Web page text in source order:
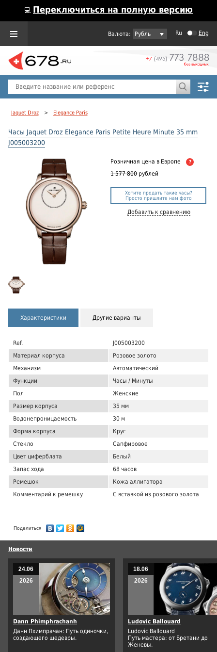
💻 Переключиться на полную версию
Рубль Ru Eng
Jaquet Droz > Elegance Paris
Часы Jaquet Droz Elegance Paris Petite Heure Minute 35 mm
J005003200
Розничная цена в Европе ?
1 577 800 рублей
Хотите продать такие часы?
Просто пришлите нам фото
Добавить к сравнению
Характеристики Другие варианты
Ref.
J005003200
Материал корпуса
Розовое золото
Механизм
Автоматический
Функции
Часы / Минуты
Пол
Женские
Размер корпуса
35 мм
Водонепроницаемость
30 м
Форма корпуса
Круг
Стекло
Сапфировое
Цвет циферблата
Белый
Запас хода
68 часов
Ремешок
Кожа аллигатора
Комментарий к ремешку
С вставкой из розового золота
Поделиться
Новости
24.06
2026
Dann Phimphrachanh
Данн Пхимпрачан: Путь одиночки,
создающего шедевры.
18.06
2026
Ludovic Ballouard
Ludovic Ballouard
Путь мастера: от Бретани до
Женевы.